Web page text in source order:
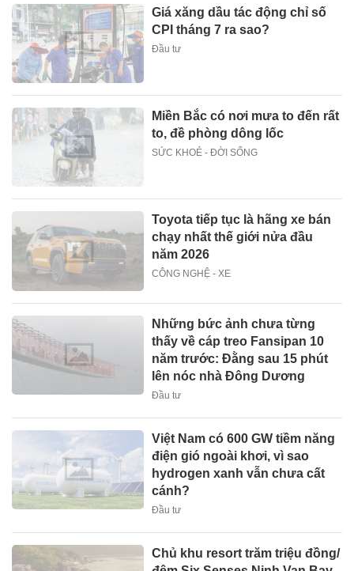
Giá xăng dầu tác động chỉ số
CPI tháng 7 ra sao?
Đầu tư
Miền Bắc có nơi mưa to đến rất
to, đề phòng dông lốc
SỨC KHOẺ - ĐỜI SỐNG
Toyota tiếp tục là hãng xe bán
chạy nhất thế giới nửa đầu
năm 2026
CÔNG NGHỆ - XE
Những bức ảnh chưa từng
thấy về cáp treo Fansipan 10
năm trước: Đằng sau 15 phút
lên nóc nhà Đông Dương
Đầu tư
Việt Nam có 600 GW tiềm năng
điện gió ngoài khơi, vì sao
hydrogen xanh vẫn chưa cất
cánh?
Đầu tư
Chủ khu resort trăm triệu đồng/